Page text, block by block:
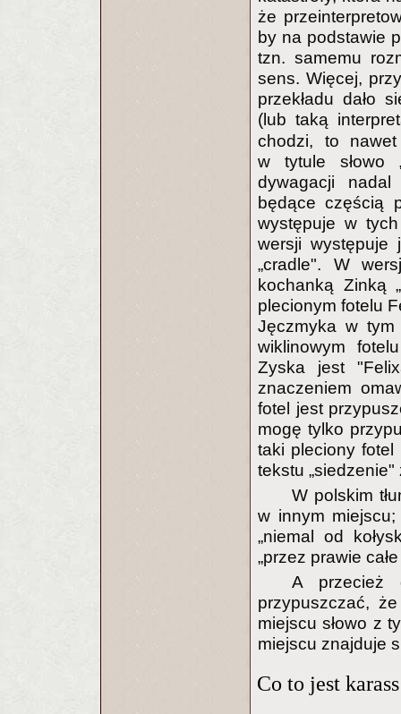
że
by na podstawie
tzn. samemu
sens. Więcej,
przekładu dało
(lub taką
chodzi, to
w tytule słowo
dywagacji nadal
będące częścią
występuje w
wersji występuje
„cradle". W
kochanką Zinką
plecionym fotelu
Jęczmyka w tym
wiklinowym
Zyska jest
znaczeniem
fotel jest
mogę tylko
taki pleciony fotel
tekstu „siedzenie"
W polskim
w innym miejscu;
„niemal od
„przez prawie
A przecież
przypuszczać,
miejscu słowo z
miejscu znajduje
Co to jest